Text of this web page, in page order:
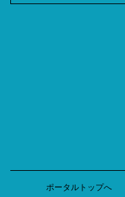
ポータルトップへ